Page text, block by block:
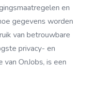
en
gegevens worden
van betrouwbare
privacy- en
OnJobs, is een